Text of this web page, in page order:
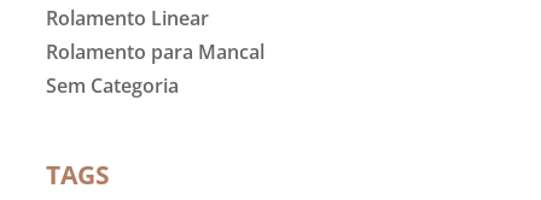
Rolamento Linear
Rolamento para Mancal
Sem Categoria
TAGS